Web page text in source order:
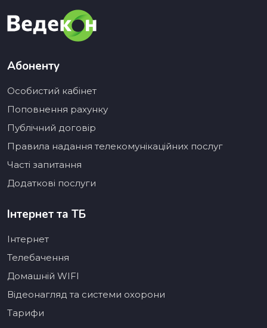
Абоненту
Особистий кабінет
Поповнення рахунку
Публічний договір
Правила надання телекомунікаційних послуг
Часті запитання
Додаткові послуги
Інтернет та ТБ
Інтернет
Телебачення
Домашній WIFI
Відеонагляд та системи охорони
Тарифи